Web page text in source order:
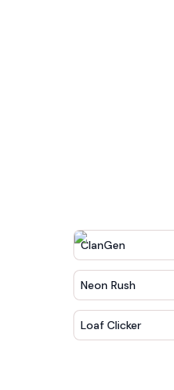
ClanGen
Neon Rush
Loaf Clicker